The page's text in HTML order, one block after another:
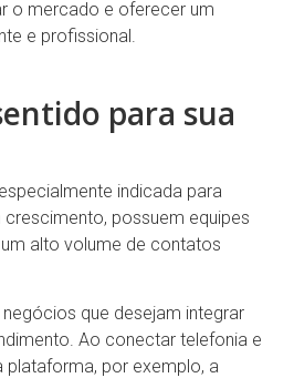
o mercado e oferecer um
e profissional.
para sua
indicada para
possuem equipes
alto volume de contatos
que desejam integrar
Ao conectar telefonia e
plataforma, por exemplo, a